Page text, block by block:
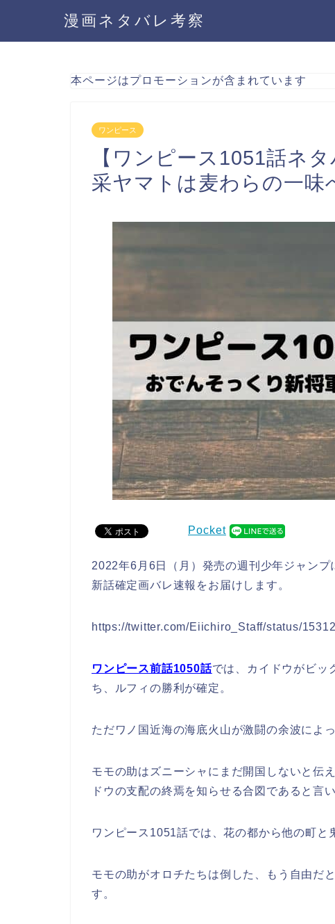
漫画ネタバレ考察
本ページはプロモーションが含まれています
ワンピース
【ワンピース1051話ネ
采ヤマトは麦わらの一味
Pocket
2022年6月6日（月）発売の週刊少年ジャン
新話確定画バレ速報をお届けします。
https://twitter.com/Eiichiro_Staff/status/
ワンピース前話1050話では、カイドウがビッ
ち、ルフィの勝利が確定。
ただワノ国近海の海底火山が激闘の余波によっ
モモの助はズニーシャにまだ開国しないと伝
ドウの支配の終焉を知らせる合図であると言い
ワンピース1051話では、花の都から他の町と
モモの助がオロチたちは倒した、もう自由だ
す。